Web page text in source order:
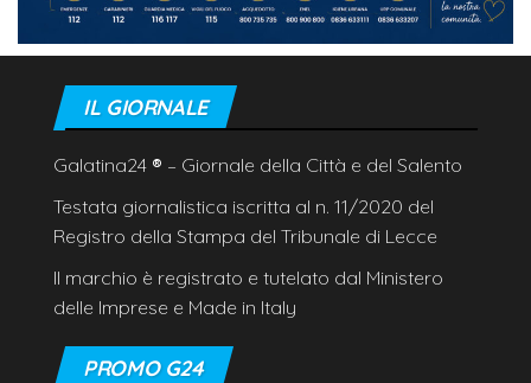
IL GIORNALE
Galatina24 ® – Giornale della Città e del Salento
Testata giornalistica iscritta al n. 11/2020 del
Registro della Stampa del Tribunale di Lecce
Il marchio è registrato e tutelato dal Ministero
delle Imprese e Made in Italy
PROMO G24